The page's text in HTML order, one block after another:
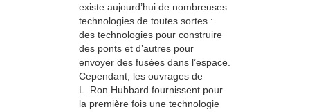
existe aujourd’hui de nom­breuses
technologies de toutes sortes :
des technologies pour construire
des ponts et d’autres pour
envoyer des fusées dans l’espace.
Cependant, les ouvrages de
L. Ron Hubbard fournissent pour
la première fois une technologie